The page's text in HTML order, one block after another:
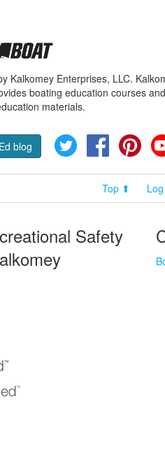
Kalkomey Enterprises, LLC.
boating education courses
materials.
blog Twitter Facebook
Top ⬆
Safety